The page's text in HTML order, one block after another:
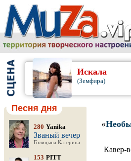
Искала
(Земфира)
Песня дня
280 Yanika
Званый вечер
Голицына Катерина
153 PITT
«
Кавер-